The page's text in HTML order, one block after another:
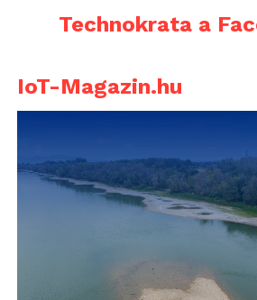
Technokrata a
IoT-Magazin.hu